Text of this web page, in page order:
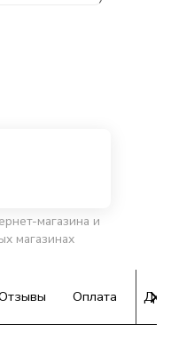
магазина и
магазинах
Оплата